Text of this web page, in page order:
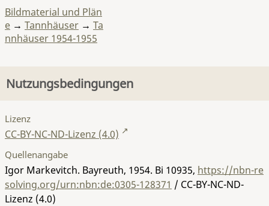
Bildmaterial und Plän
e → Tannhäuser → Ta
nnhäuser 1954-1955
Nutzungsbedingungen
Lizenz
CC-BY-NC-ND-Lizenz (4.0)
Quellenangabe
Igor Markevitch. Bayreuth, 1954. Bi 10935, https://nbn-re
solving.org/urn:nbn:de:0305-128371 / CC-BY-NC-ND-
Lizenz (4.0)